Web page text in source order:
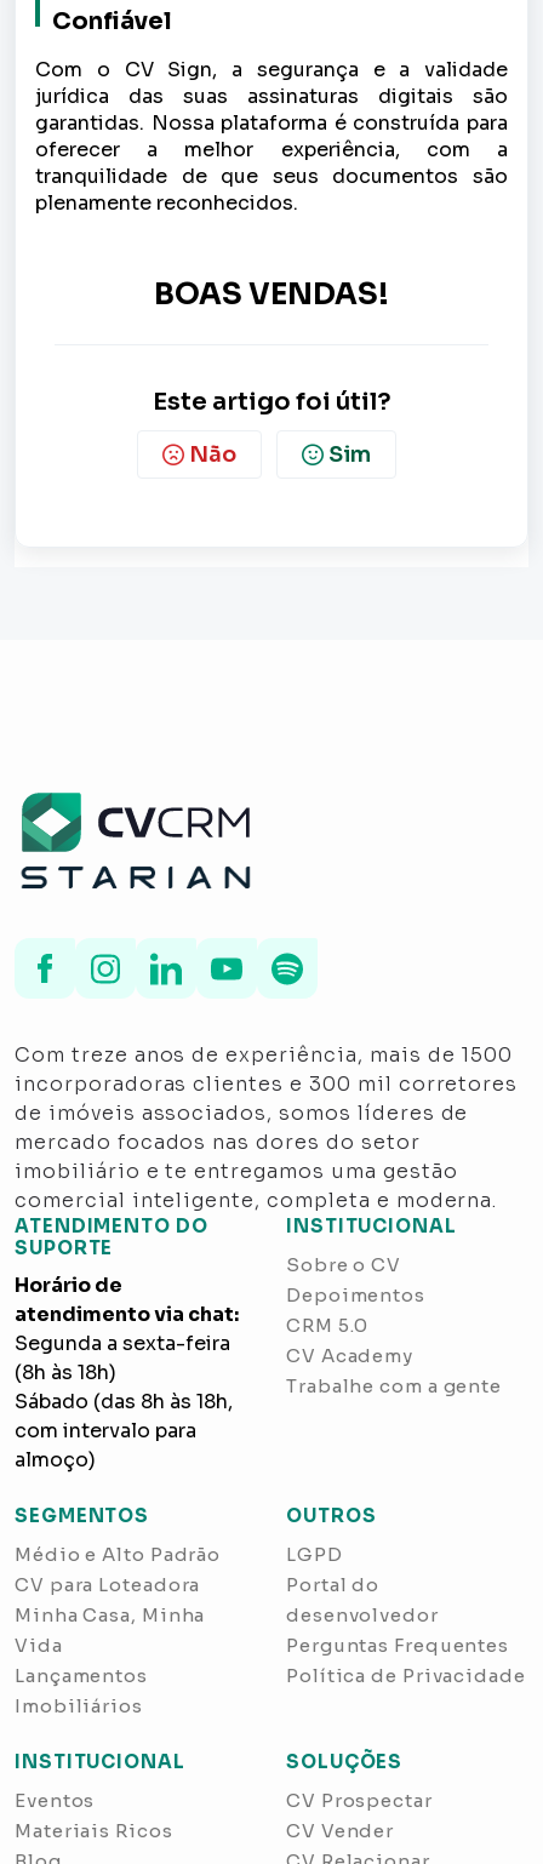
Confiável
Com o CV Sign, a segurança e a validade
jurídica das suas assinaturas digitais são
garantidas. Nossa plataforma é construída para
oferecer a melhor experiência, com a
tranquilidade de que seus documentos são
plenamente reconhecidos.
BOAS VENDAS!
Este artigo foi útil?
Não Sim
Com treze anos de experiência, mais de 1500
incorporadoras clientes e 300 mil corretores
de imóveis associados, somos líderes de
mercado focados nas dores do setor
imobiliário e te entregamos uma gestão
comercial inteligente, completa e moderna.
INSTITUCIONAL
Sobre o CV
Depoimentos
CRM 5.0
CV Academy
Trabalhe com a gente
SEGMENTOS
Médio e Alto Padrão
CV para Loteadora
Minha Casa, Minha
Vida
Lançamentos
Imobiliários
OUTROS
LGPD
Portal do
desenvolvedor
Perguntas Frequentes
Política de Privacidade
INSTITUCIONAL
Eventos
Materiais Ricos
SOLUÇÕES
CV Prospectar
CV Vender
ATENDIMENTO DO
SUPORTE
Horário de
atendimento via chat:
Segunda a sexta-feira
(8h às 18h)
Sábado (das 8h às 18h,
com intervalo para
almoço)